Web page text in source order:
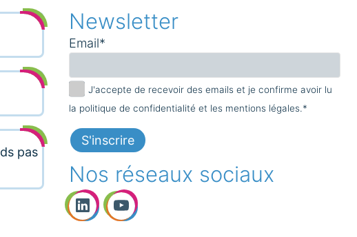
pas
Newsletter
Email*
J'accepte de recevoir des emails et je confirme avoir lu
la politique de confidentialité et les mentions légales.*
Nos réseaux sociaux